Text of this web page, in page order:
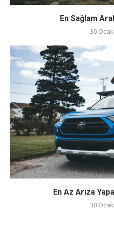
En Sağlam
30
En Az Arıza
30